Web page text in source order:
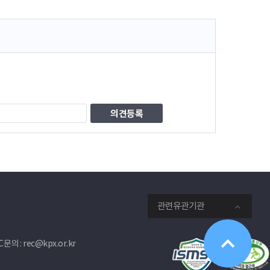
관련유관기관
문의 : rec@kpx.or.kr